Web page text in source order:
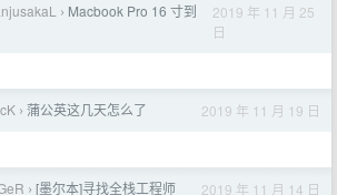
› Macbook Pro 16 寸到
2019 年 11 月 25
日
› 蒲公英这几天怎么了 2019 年 11 月 19 日
› [墨尔本]寻找全栈工程师 2019 年 11 月 14 日